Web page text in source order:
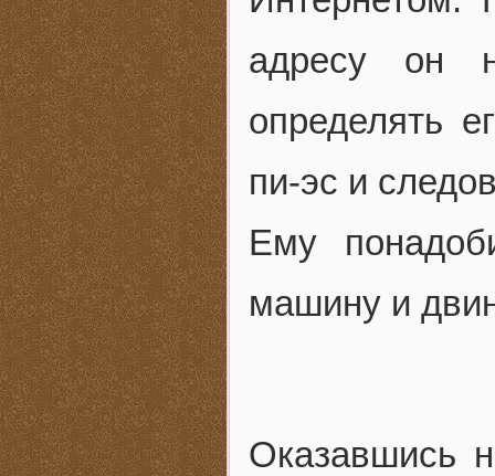
адресу он
определять
пи-эс и
Ему
машину и
Оказавшись